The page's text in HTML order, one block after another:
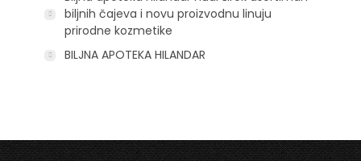
biljnih čajeva i novu proizvodnu linuju
prirodne kozmetike
BILJNA APOTEKA HILANDAR